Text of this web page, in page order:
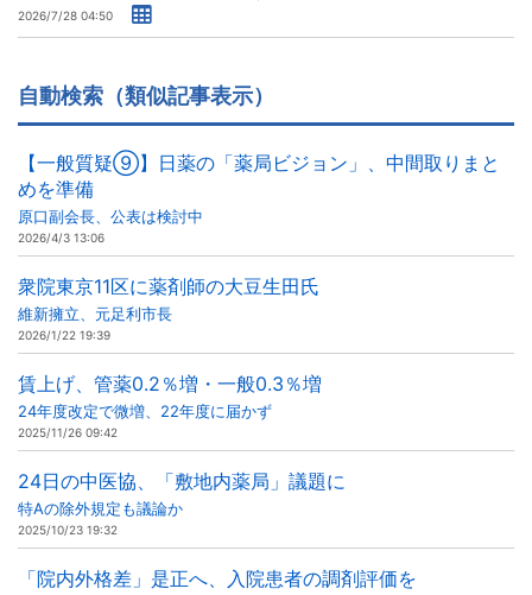
2026/7/28 04:50
自動検索（類似記事表示）
【一般質疑⑨】日薬の「薬局ビジョン」、中間取りまと
めを準備
原口副会長、公表は検討中
2026/4/3 13:06
衆院東京11区に薬剤師の大豆生田氏
維新擁立、元足利市長
2026/1/22 19:39
賃上げ、管薬0.2％増・一般0.3％増
24年度改定で微増、22年度に届かず
2025/11/26 09:42
24日の中医協、「敷地内薬局」議題に
特Aの除外規定も議論か
2025/10/23 19:32
「院内外格差」是正へ、入院患者の調剤評価を